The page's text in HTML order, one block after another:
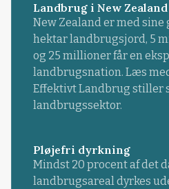
Landbrug i New Zealand
New Zealand er med sine
hektar landbrugsjord, 5
og 25 millioner får en
landbrugsnation. Læs
Effektivt Landbrug stiller
landbrugssektor.
Pløjefri dyrkning
Mindst 20 procent af det
landbrugsareal dyrkes